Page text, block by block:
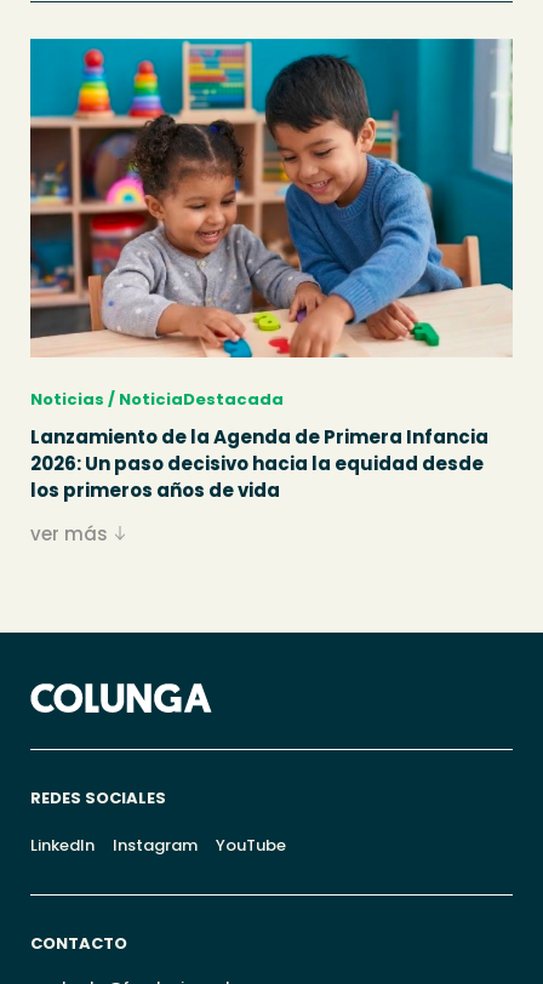
Noticias / NoticiaDestacada
Lanzamiento de la Agenda de Primera Infancia
2026: Un paso decisivo hacia la equidad desde
los primeros años de vida
ver más
REDES SOCIALES
LinkedIn Instagram YouTube
CONTACTO